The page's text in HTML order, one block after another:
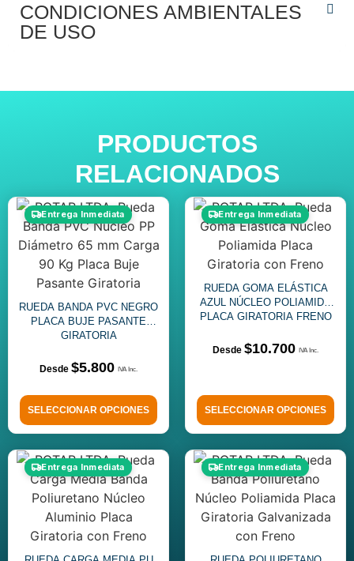
CONDICIONES AMBIENTALES
DE USO
PRODUCTOS
RELACIONADOS
Entrega Inmediata
RUEDA BANDA PVC NEGRO
PLACA BUJE PASANTE
GIRATORIA
$5.800
SELECCIONAR OPCIONES
Entrega Inmediata
RUEDA GOMA ELÁSTICA
AZUL NÚCLEO POLIAMIDA
PLACA GIRATORIA FRENO
$10.700
SELECCIONAR OPCIONES
Entrega Inmediata Entrega Inmediata